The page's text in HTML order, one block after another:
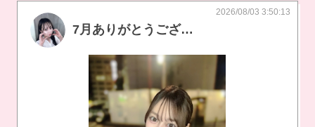
7月ありがとうございました‪🫶
2026/08/03 3:50:13